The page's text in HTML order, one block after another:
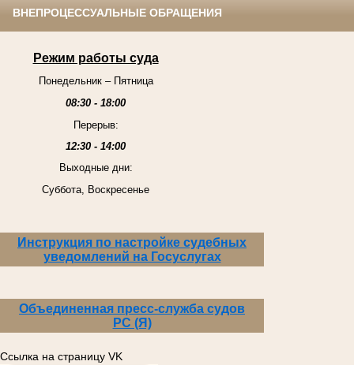
ВНЕПРОЦЕССУАЛЬНЫЕ ОБРАЩЕНИЯ
Режим работы суда
Понедельник – Пятница
08:30 - 18:00
Перерыв:
12:30 - 14:00
Выходные дни:
Суббота, Воскресенье
Инструкция по настройке судебных
уведомлений на Госуслугах
Объединенная пресс-служба судов
РС (Я)
Ссылка на страницу VK